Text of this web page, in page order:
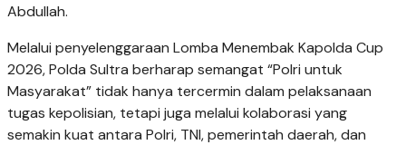
Abdullah.
Melalui penyelenggaraan Lomba Menembak Kapolda Cup
2026, Polda Sultra berharap semangat “Polri untuk
Masyarakat” tidak hanya tercermin dalam pelaksanaan
tugas kepolisian, tetapi juga melalui kolaborasi yang
semakin kuat antara Polri, TNI, pemerintah daerah, dan